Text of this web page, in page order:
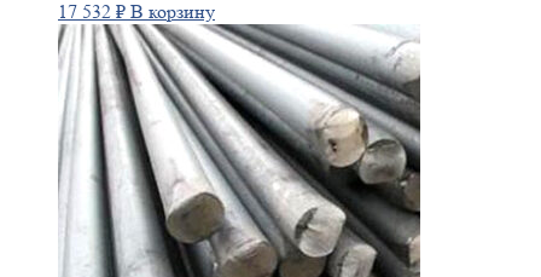
17 532 ₽ В корзину